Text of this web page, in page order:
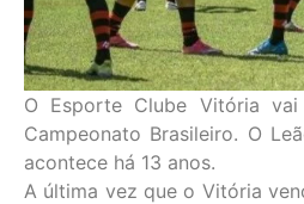
O Esporte Clube Vitória
Campeonato Brasileiro. O
acontece há 13 anos.
A última vez que o Vitória